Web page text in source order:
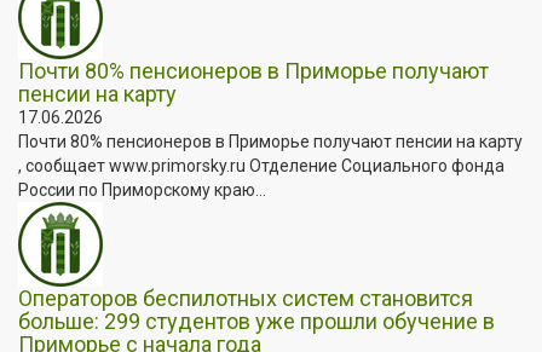
Почти 80% пенсионеров в Приморье получают
пенсии на карту
17.06.2026
Почти 80% пенсионеров в Приморье получают пенсии на карту
, сообщает www.primorsky.ru Отделение Социального фонда
России по Приморскому краю...
Операторов беспилотных систем становится
больше: 299 студентов уже прошли обучение в
Приморье с начала года